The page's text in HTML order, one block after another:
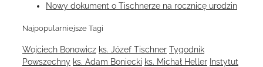
Nowy dokument o Tischnerze na rocznicę urodzin
Najpopularniejsze Tagi
Wojciech Bonowicz ks. Józef Tischner Tygodnik
Powszechny ks. Adam Boniecki ks. Michał Heller Instytut